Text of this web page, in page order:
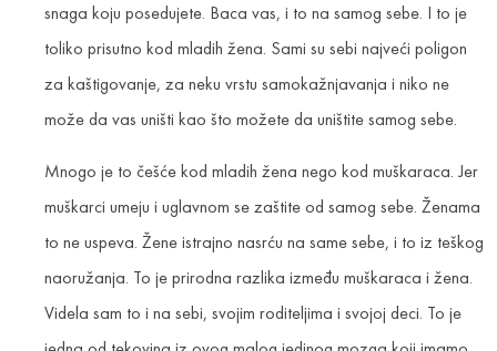
snaga koju posedujete. Baca vas, i to na samog sebe. I to je
toliko prisutno kod mladih žena. Sami su sebi najveći poligon
za kaštigovanje, za neku vrstu samokažnjavanja i niko ne
može da vas uništi kao što možete da uništite samog sebe.
Mnogo je to češće kod mladih žena nego kod muškaraca. Jer
muškarci umeju i uglavnom se zaštite od samog sebe. Ženama
to ne uspeva. Žene istrajno nasrću na same sebe, i to iz teškog
naoružanja. To je prirodna razlika između muškaraca i žena.
Videla sam to i na sebi, svojim roditeljima i svojoj deci. To je